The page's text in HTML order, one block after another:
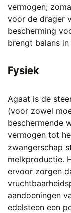
vermogen;
voor de drager
bescherming
brengt balans
Fysiek
Agaat is de
(voor zowel
beschermende
vermogen tot
zwangerschap
melkproductie.
ervoor zorgen
aandoeningen
edelsteen een